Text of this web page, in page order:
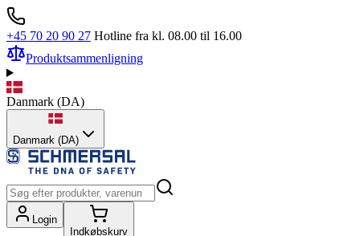
+45 70 20 90 27 Hotline fra kl. 08.00 til 16.00
Produktsammenligning
Danmark (DA)
Danmark (DA)
Login
Indkøbskurv